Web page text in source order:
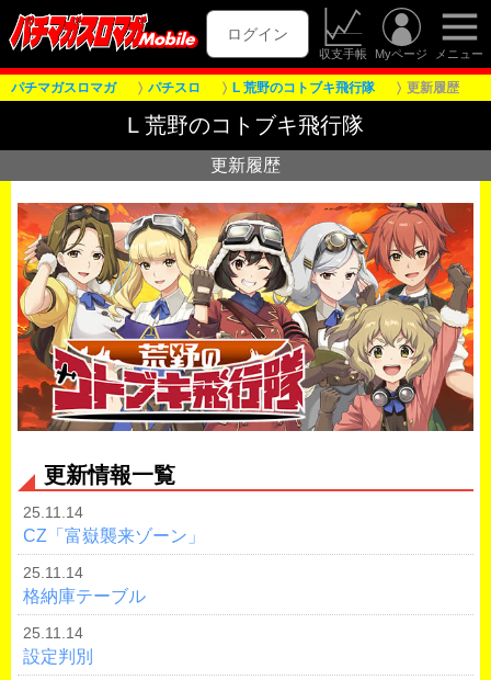
ログイン
収支手帳 Myページ メニュー
パチマガスロマガ パチスロ L 荒野のコトブキ飛行隊 更新履歴
L 荒野のコトブキ飛行隊
更新履歴
更新情報一覧
25.11.14
CZ「富嶽襲来ゾーン」
25.11.14
格納庫テーブル
25.11.14
設定判別